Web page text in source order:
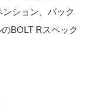
ション、バック
BOLT Rスペック